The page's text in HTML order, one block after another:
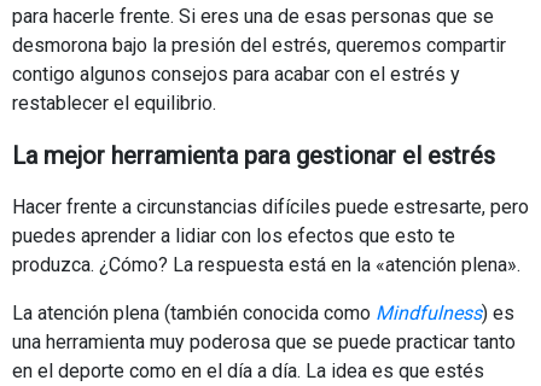
para hacerle frente. Si eres una de esas personas que se
desmorona bajo la presión del estrés, queremos compartir
contigo algunos consejos para acabar con el estrés y
restablecer el equilibrio.
La mejor herramienta para gestionar el estrés
Hacer frente a circunstancias difíciles puede estresarte, pero
puedes aprender a lidiar con los efectos que esto te
produzca. ¿Cómo? La respuesta está en la «atención plena».
La atención plena (también conocida como Mindfulness) es
una herramienta muy poderosa que se puede practicar tanto
en el deporte como en el día a día. La idea es que estés